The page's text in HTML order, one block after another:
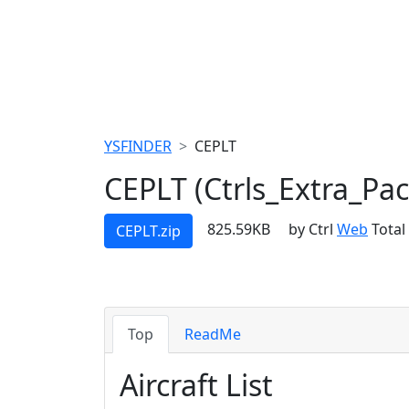
YSFINDER CEPLT
CEPLT
CEPLT.zip 825.59KB by Ctrl Web Total
Top ReadMe
Aircraft List